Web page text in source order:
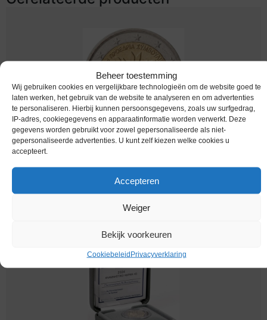
Beheer toestemming
Wij gebruiken cookies en vergelijkbare technologieën om de website goed te
laten werken, het gebruik van de website te analyseren en om advertenties
te personaliseren. Hierbij kunnen persoonsgegevens, zoals uw surfgedrag,
IP-adres, cookiegegevens en apparaatinformatie worden verwerkt. Deze
gegevens worden gebruikt voor zowel gepersonaliseerde als niet-
gepersonaliseerde advertenties. U kunt zelf kiezen welke cookies u
accepteert.
Accepteren
Weiger
Bekijk voorkeuren
CookiebeleidPrivacyverklaring
Euromunten / Cyprus / 2026 / 2 Euro / Unc /
€4,49